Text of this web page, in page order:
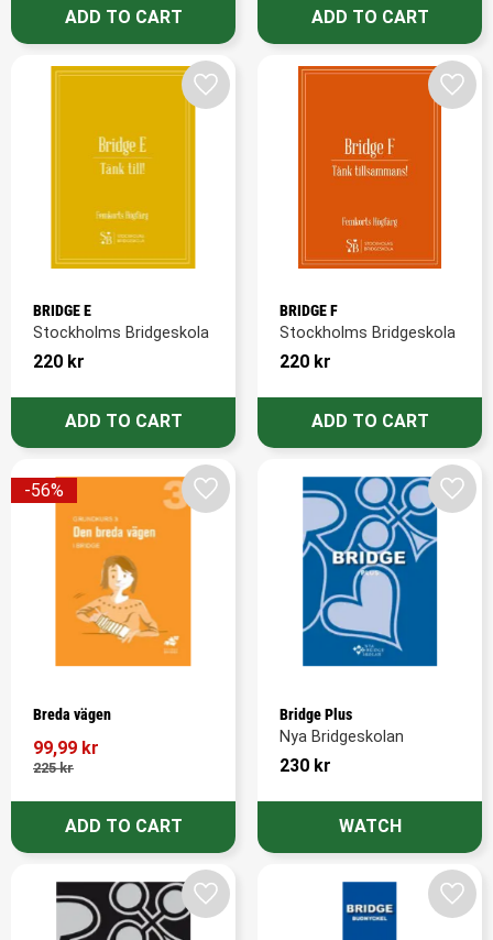
BRIDGE E
Stockholms Bridgeskola
220 kr
Add to favorites
BRIDGE F
Stockholms Bridgeskola
220 kr
Add
Breda vägen
99,99 kr
225kr
56%
Add to favorites
Bridge Plus
Nya Bridgeskolan
230 kr
Add
Add to favorites Add